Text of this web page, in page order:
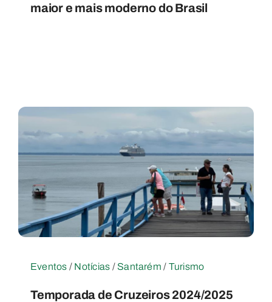
maior e mais moderno do Brasil
Eventos / Notícias / Santarém / Turismo
Temporada de Cruzeiros 2024/2025